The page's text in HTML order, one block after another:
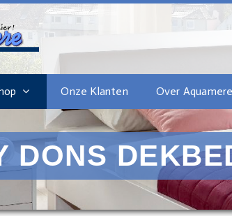
Onze Klanten Over Aquamere
DONS